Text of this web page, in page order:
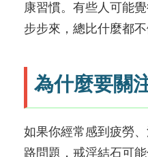
康習慣。有些人可能
步步來，總比什麼都不
為什麼要關
如果你經常感到疲勞
路問題，戒淫結石可